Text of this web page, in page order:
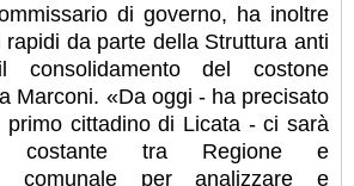
di governo, ha inoltre
da parte della Struttura anti
consolidamento del costone
Marconi. «Da oggi - ha precisato
primo cittadino di Licata - ci sarà
costante tra Regione e
comunale per analizzare e